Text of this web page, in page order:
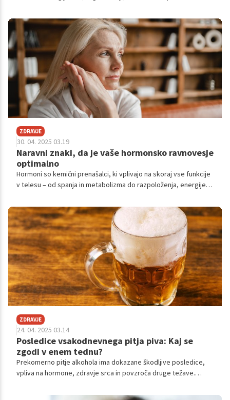
mnogi prav v tem obdobju dosežejo največjo fizično in psihično
moč. Kot poudarja WebMD, je ključno razumeti, kateri znaki
kažejo, da telo še vedno deluje optimalno, in jih prepoznati kot
potrditev, da ste na pravi poti.
ZDRAVJE
30. 04. 2025 03.19
Naravni znaki, da je vaše hormonsko ravnovesje
optimalno
Hormoni so kemični prenašalci, ki vplivajo na skoraj vse funkcije
v telesu – od spanja in metabolizma do razpoloženja, energije in
prave količine hormonov ob pravem času in v pravi kombinaciji.
Čeprav se o hormonskem neravnovesju veliko govori, je prav
tako pomembno prepoznati znake, da je sistem v ravnovesju in
deluje optimalno.
ZDRAVJE
24. 04. 2025 03.14
Posledice vsakodnevnega pitja piva: Kaj se
zgodi v enem tednu?
Prekomerno pitje alkohola ima dokazane škodljive posledice,
vpliva na hormone, zdravje srca in povzroča druge težave.
apetitu, napihnjenost, utrujenosti in sproščenosti. Strokovnjaki